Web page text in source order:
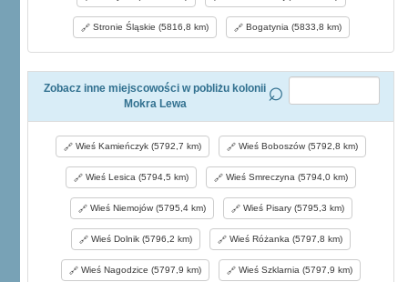
Stronie Śląskie (5816,8 km) Bogatynia (5833,8 km)
Zobacz inne miejscowości w pobliżu kolonii
Mokra Lewa
Wieś Kamieńczyk (5792,7 km) Wieś Boboszów (5792,8 km)
Wieś Lesica (5794,5 km) Wieś Smreczyna (5794,0 km)
Wieś Niemojów (5795,4 km) Wieś Pisary (5795,3 km)
Wieś Dolnik (5796,2 km) Wieś Różanka (5797,8 km)
Wieś Nagodzice (5797,9 km) Wieś Szklarnia (5797,9 km)